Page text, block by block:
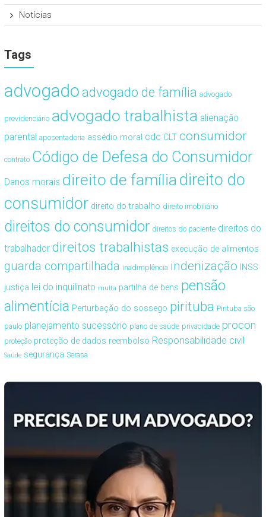
Notícias
Tags
advogado advogado de família advogado
previdenciário advogado trabalhista alienação
parental aposentadoria assédio moral cdc CLT consumidor
contrato Código de Defesa do Consumidor
Danos morais direito de famíliadireito do
consumidor direito do trabalho direito imobiliário
direitos do consumidor direitos do paciente direitos do
trabalhador direitos trabalhistas execução de alimentos
guarda compartilhada inadimplência indenização INSS
justiça lei do inquilinato multa partilha de bens pensão
alimentícia Perturbação do sossego pirituba Pirituba são
paulo planejamento sucessório plano de saúde privacidade procon
proteção proteção de dados reembolso Responsabilidade civil
Saúde segurança Serasa